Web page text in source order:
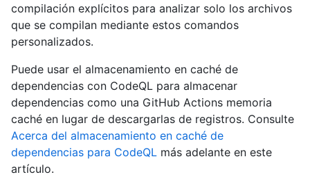
compilación explícitos para analizar solo los archivos
que se compilan mediante estos comandos
personalizados.
Puede usar el almacenamiento en caché de
dependencias con CodeQL para almacenar
dependencias como una GitHub Actions memoria
caché en lugar de descargarlas de registros. Consulte
Acerca del almacenamiento en caché de
dependencias para CodeQL más adelante en este
artículo.